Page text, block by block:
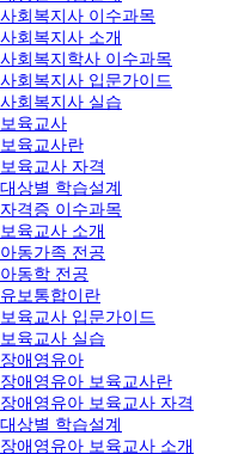
사회복지사 이수과목
사회복지사 소개
사회복지학사 이수과목
사회복지사 입문가이드
사회복지사 실습
보육교사
보육교사란
보육교사 자격
대상별 학습설계
자격증 이수과목
보육교사 소개
아동가족 전공
아동학 전공
유보통합이란
보육교사 입문가이드
보육교사 실습
장애영유아
장애영유아 보육교사란
장애영유아 보육교사 자격
대상별 학습설계
장애영유아 보육교사 소개